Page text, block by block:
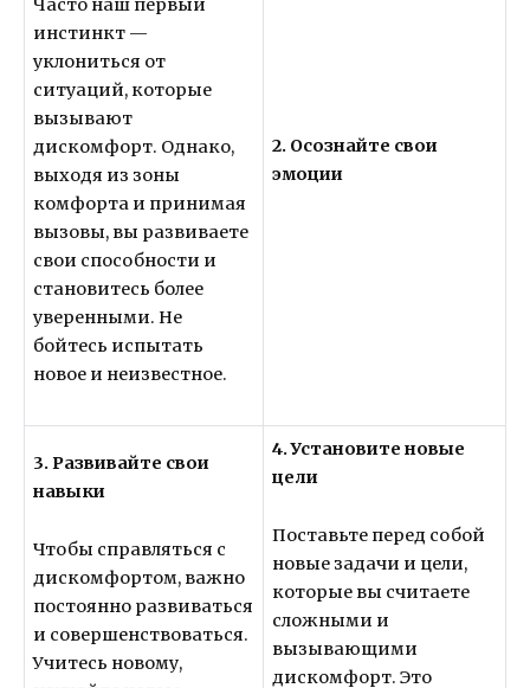
Часто наш первый
инстинкт —
уклониться от
ситуаций, которые
вызывают
дискомфорт. Однако,
выходя из зоны
комфорта и принимая
вызовы, вы развиваете
свои способности и
становитесь более
уверенными. Не
бойтесь испытать
новое и неизвестное.
2. Осознайте свои
эмоции
3. Развивайте свои
навыки
Чтобы справляться с
дискомфортом, важно
постоянно развиваться
и совершенствоваться.
Учитесь новому,
4. Установите новые
цели
Поставьте перед собой
новые задачи и цели,
которые вы считаете
сложными и
вызывающими
дискомфорт. Это